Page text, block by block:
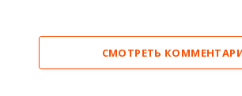
СМОТРЕТЬ